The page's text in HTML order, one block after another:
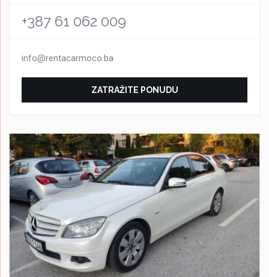
+387 61 062 009
info@rentacarmoco.ba
ZATRAŽITE PONUDU